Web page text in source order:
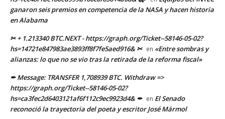
ganaron seis premios en competencia de la NASA y hacen historia
en Alabama
✂ + 1.213340 BTC.NEXT - https://graph.org/Ticket--58146-05-02?
hs=14721e847983ae3893ff8f7fe5aed916& ✂ en «Entre sombras y
alianzas: lo que no se vio tras la retirada de la reforma fiscal»
✒ Message: TRANSFER 1,708939 BTC. Withdraw =>
https://graph.org/Ticket--58146-05-02?
hs=ca3fec2d6403121af6f112c9ec9923d4& ✒ en El Senado
reconoció la trayectoria del poeta y escritor José Mármol